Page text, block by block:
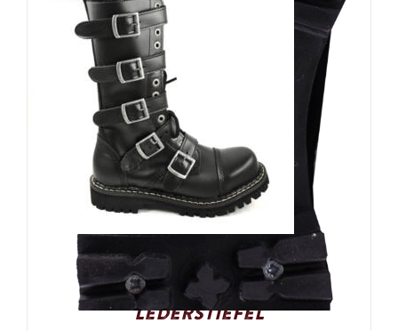
Angry Itch 14-Loch 5-Buckle
Gothic Punk Army Ranger
Lederstiefel